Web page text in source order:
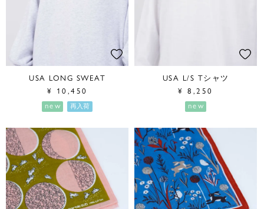
USA LONG SWEAT
¥
10,450
new
再入荷
USA L/S Tシャツ
¥
8,250
new